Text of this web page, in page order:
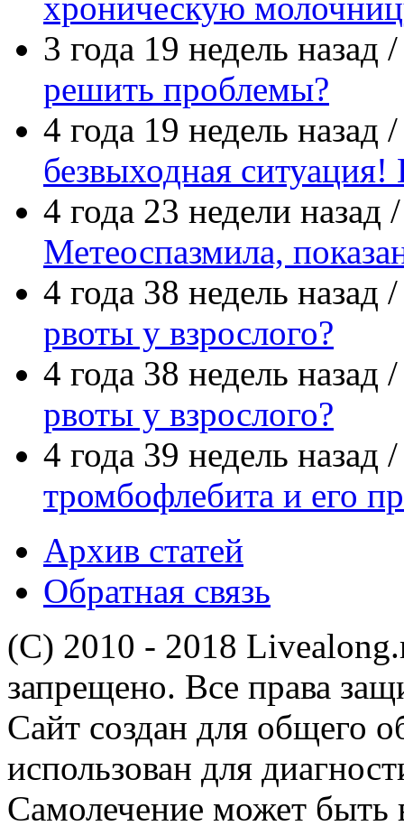
3 года 19 недель назад
решить проблемы?
4 года 19 недель назад
безвыходная ситуация!
4 года 23 недели назад
Метеоспазмила,
4 года 38 недель назад
рвоты у взрослого?
4 года 38 недель назад
рвоты у взрослого?
4 года 39 недель назад
тромбофлебита и его
Архив статей
Обратная связь
(C) 2010 - 2018
запрещено. Все права
Сайт создан для общего
использован для
Самолечение может быть